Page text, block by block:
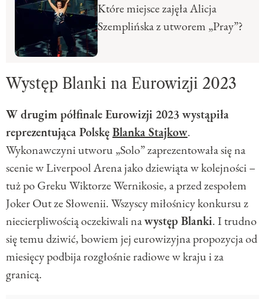
Które miejsce zajęła Alicja
Szemplińska z utworem „Pray”?
Występ Blanki na Eurowizji 2023
W drugim półfinale Eurowizji 2023 wystąpiła
reprezentująca PolskęBlanka Stajkow.
Wykonawczyni utworu „Solo” zaprezentowała się na
scenie w Liverpool Arena jako dziewiąta w kolejności –
tuż po Greku Wiktorze Wernikosie, a przed zespołem
Joker Out ze Słowenii. Wszyscy miłośnicy konkursu z
niecierpliwością oczekiwali nawystęp Blanki. I trudno
się temu dziwić, bowiem jej eurowizyjna propozycja od
miesięcy podbija rozgłośnie radiowe w kraju i za
granicą.